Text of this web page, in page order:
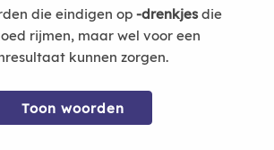
die eindigen op -drenkjesdie
rijmen, maar wel voor een
kunnen zorgen.
Toon woorden